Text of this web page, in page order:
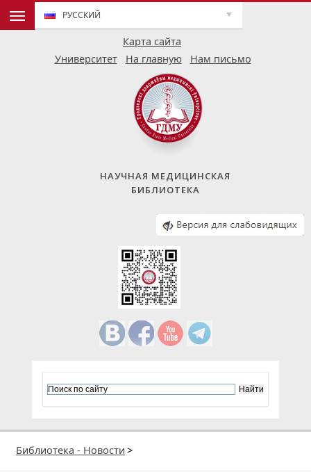
Карта сайта
РУССКИЙ
Университет На главную Нам письмо
НАУЧНАЯ МЕДИЦИНСКАЯ
БИБЛИОТЕКА
Библиотека - Новости >